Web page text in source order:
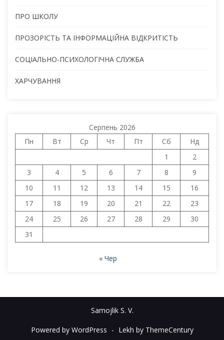
ПРО ШКОЛУ
ПРОЗОРІСТЬ ТА ІНФОРМАЦІЙНА ВІДКРИТІСТЬ
СОЦІАЛЬНО-ПСИХОЛОГІЧНА СЛУЖБА
ХАРЧУВАННЯ
Серпень 2026
Пн
Вт Ср Чт Пт Сб
Нд
1
2
3
4 5 6 7 8
9
10
11 12 13 14 15
16
17
18 19 20 21 22
23
24
25 26 27 28 29
30
31
« Чер
Samojlik S. V.
Powered by WordPress - Lekh by ThemeCentury